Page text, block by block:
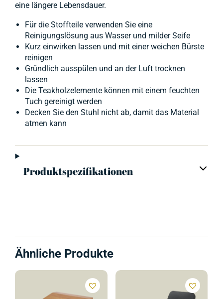
eine längere Lebensdauer.
Für die Stoffteile verwenden Sie eine
Reinigungslösung aus Wasser und milder Seife
Kurz einwirken lassen und mit einer weichen Bürste
reinigen
Gründlich ausspülen und an der Luft trocknen
lassen
Die Teakholzelemente können mit einem feuchten
Tuch gereinigt werden
Decken Sie den Stuhl nicht ab, damit das Material
atmen kann
Produktspezifikationen
Ähnliche Produkte